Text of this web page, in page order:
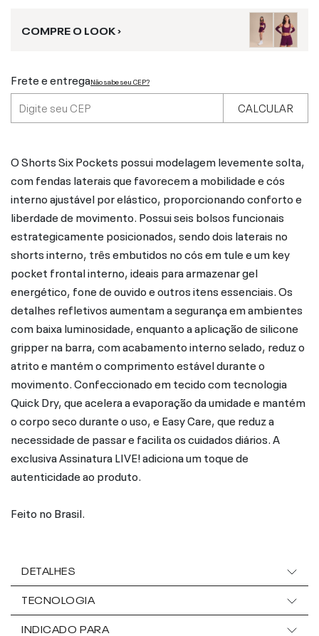
COMPRE O LOOK ›
Frete e entregaNão sabe seu CEP?
CALCULAR
O Shorts Six Pockets possui modelagem levemente solta,
com fendas laterais que favorecem a mobilidade e cós
interno ajustável por elástico, proporcionando conforto e
liberdade de movimento. Possui seis bolsos funcionais
estrategicamente posicionados, sendo dois laterais no
shorts interno, três embutidos no cós em tule e um key
pocket frontal interno, ideais para armazenar gel
energético, fone de ouvido e outros itens essenciais. Os
detalhes refletivos aumentam a segurança em ambientes
com baixa luminosidade, enquanto a aplicação de silicone
gripper na barra, com acabamento interno selado, reduz o
atrito e mantém o comprimento estável durante o
movimento. Confeccionado em tecido com tecnologia
Quick Dry, que acelera a evaporação da umidade e mantém
o corpo seco durante o uso, e Easy Care, que reduz a
necessidade de passar e facilita os cuidados diários. A
exclusiva Assinatura LIVE! adiciona um toque de
autenticidade ao produto.
Feito no Brasil.
DETALHES
TECNOLOGIA
INDICADO PARA